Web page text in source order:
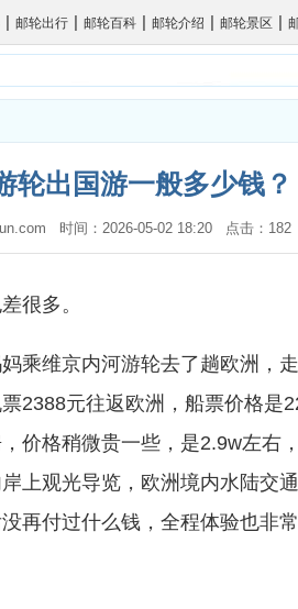
| 邮轮出行 | 邮轮百科 | 邮轮介绍 | 邮轮景区 |
轮出国游一般多少钱
时间：2026-05-02 18:20 点击：
很多。
乘维京内河游轮去了趟欧洲，
2388元往返欧洲，船票价格是
价格稍微贵一些，是2.9w左右
上观光导览，欧洲境内水陆交
再付过什么钱，全程体验也非